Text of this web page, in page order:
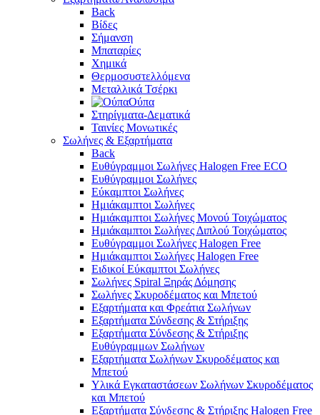
Back
Βίδες
Σήμανση
Μπαταρίες
Χημικά
Θερμοσυστελλόμενα
Μεταλλικά Τσέρκι
Ούπα
Στηρίγματα-Δεματικά
Ταινίες Μονωτικές
Σωλήνες & Εξαρτήματα
Back
Ευθύγραμμοι Σωλήνες Halogen Free ECO
Ευθύγραμμοι Σωλήνες
Εύκαμπτοι Σωλήνες
Ημιάκαμπτοι Σωλήνες
Ημιάκαμπτοι Σωλήνες Μονού Τοιχώματος
Ημιάκαμπτοι Σωλήνες Διπλού Τοιχώματος
Ευθύγραμμοι Σωλήνες Halogen Free
Ημιάκαμπτοι Σωλήνες Halogen Free
Ειδικοί Εύκαμπτοι Σωλήνες
Σωλήνες Spiral Ξηράς Δόμησης
Σωλήνες Σκυροδέματος και Μπετού
Εξαρτήματα και Φρεάτια Σωλήνων
Εξαρτήματα Σύνδεσης & Στήριξης
Εξαρτήματα Σύνδεσης & Στήριξης
Ευθύγραμμων Σωλήνων
Εξαρτήματα Σωλήνων Σκυροδέματος και
Μπετού
Υλικά Εγκαταστάσεων Σωλήνων Σκυροδέματος
και Μπετού
Εξαρτήματα Σύνδεσης & Στήριξης Halogen Free